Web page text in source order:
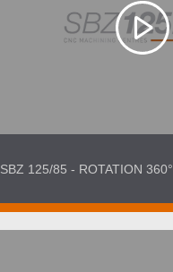
SBZ 125/85 - ROTATION 360°